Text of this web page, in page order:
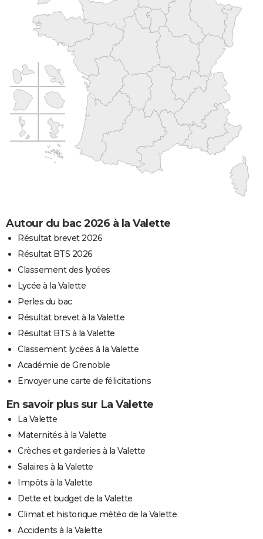
Autour du bac 2026 à la Valette
Résultat brevet 2026
Résultat BTS 2026
Classement des lycées
Lycée à la Valette
Perles du bac
Résultat brevet à la Valette
Résultat BTS à la Valette
Classement lycées à la Valette
Académie de Grenoble
Envoyer une carte de félicitations
En savoir plus sur La Valette
La Valette
Maternités à la Valette
Crèches et garderies à la Valette
Salaires à la Valette
Impôts à la Valette
Dette et budget de la Valette
Climat et historique météo de la Valette
Accidents à la Valette